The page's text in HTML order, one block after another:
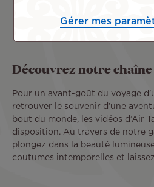
Découvrez notre
Pour un avant-goût du voyage
retrouver le souvenir d’une
bout du monde, les vidéos d’Air
disposition. Au travers de notre
plongez dans la beauté
coutumes intemporelles et
Gérer mes